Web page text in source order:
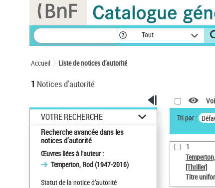
Tout
Accueil Liste de notices d’autorité
1 Notices d'autorité
VOTRE RECHERCHE
Recherche avancée dans les
notices d’autorité
Œuvres liées à l'auteur :
Temperton, Rod (1947-2016)
Statut de la notice d’autorité
Tri par :
1
[Thriller]
Titre
Panneau de gestion des cookies